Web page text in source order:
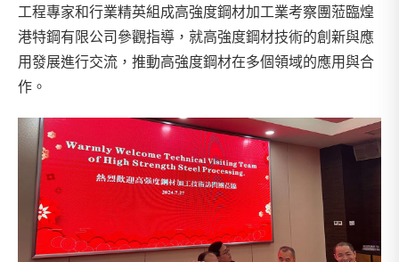
工程專家和行業精英組成高強度鋼材加工業考察團蒞臨煌
港特鋼有限公司參觀指導，就高強度鋼材技術的創新與應
用發展進行交流，推動高強度鋼材在多個領域的應用與合
作。